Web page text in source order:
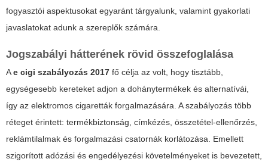
fogyasztói aspektusokat egyaránt tárgyalunk, valamint gyakorlati
javaslatokat adunk a szereplők számára.
Jogszabályi hátterének rövid összefoglalása
Ae cigi szabályozás 2017 fő célja az volt, hogy tisztább,
egységesebb kereteket adjon a dohánytermékek és alternatívái,
így az elektromos cigaretták forgalmazására. A szabályozás több
réteget érintett: termékbiztonság, címkézés, összetétel-ellenőrzés,
reklámtilalmak és forgalmazási csatornák korlátozása. Emellett
szigorított adózási és engedélyezési követelményeket is bevezetett,